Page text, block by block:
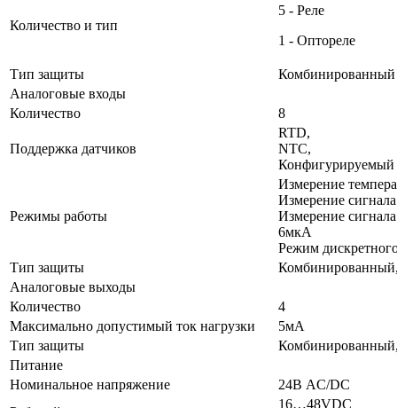
Количество и тип
5 - Реле
1 - Оптореле
Тип защиты
Комбинированный
Аналоговые входы
Количество
8
Поддержка датчиков
RTD,
NTC,
Конфигурируемый
Режимы работы
Измерение
Измерение
Измерение
6мкА
Режим
Тип защиты
Аналоговые выходы
Количество
4
Максимально допустимый ток нагрузки
5мА
Тип защиты
Питание
Номинальное напряжение
24В AC/DC
16…48VDC